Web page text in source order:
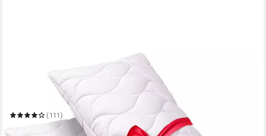
Microfaserkissen 2für1, Kopfkissen, ein Kissen gratis, 40x80
cm, 80x80cm
Mehrere Größen
(111)
UVP 49,95 €